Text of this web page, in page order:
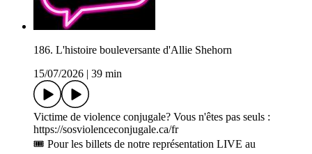
186. L'histoire bouleversante d'Allie Shehorn
15/07/2026
39 min
Victime de violence conjugale? Vous n'êtes pas seuls :
https://sosviolenceconjugale.ca/fr
🎟️ Pour les billets de notre représentation LIVE au